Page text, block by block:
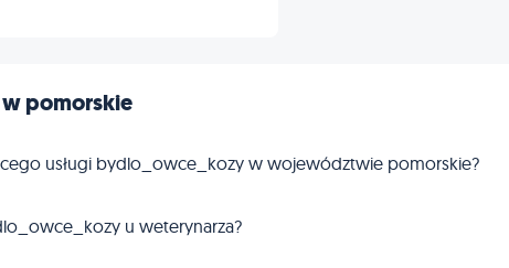
pomorskie
usługi bydlo_owce_kozy w województwie pomorskie?
u weterynarza?